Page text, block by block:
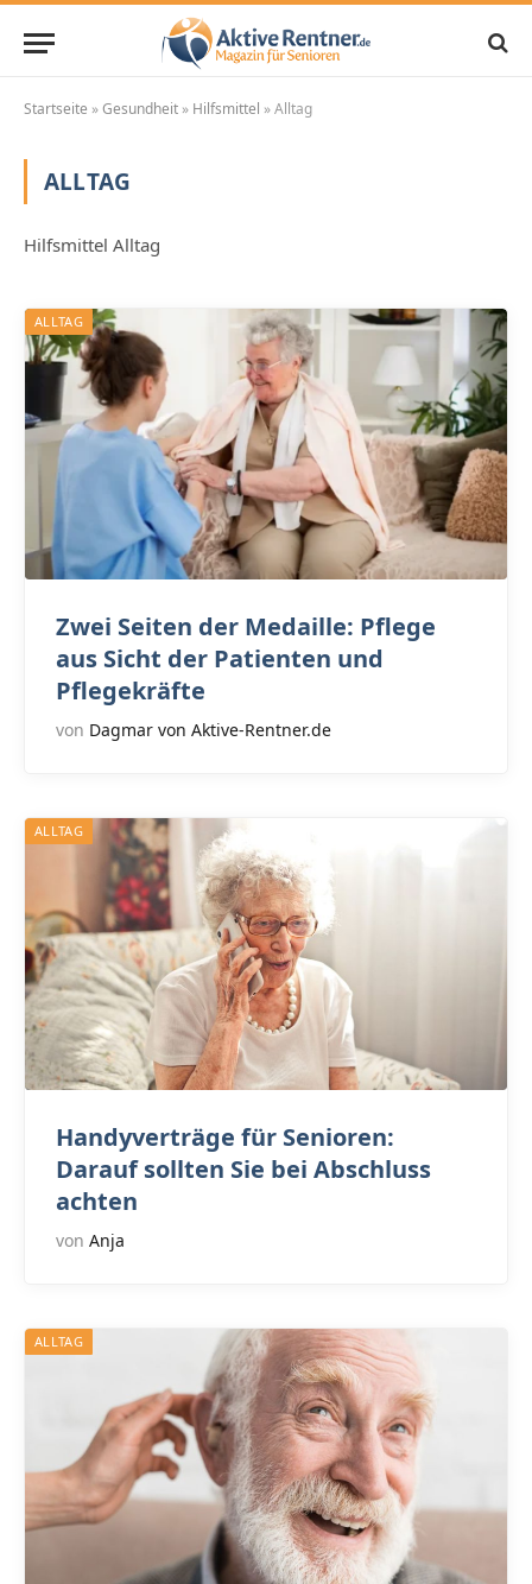
Startseite »Gesundheit » Hilfsmittel »Alltag
ALLTAG
Hilfsmittel Alltag
ALLTAG
Zwei Seiten der Medaille: Pflege
aus Sicht der Patienten und
Pflegekräfte
von Dagmar von Aktive-Rentner.de
ALLTAG
Handyverträge für Senioren:
Darauf sollten Sie bei Abschluss
achten
von Anja
ALLTAG